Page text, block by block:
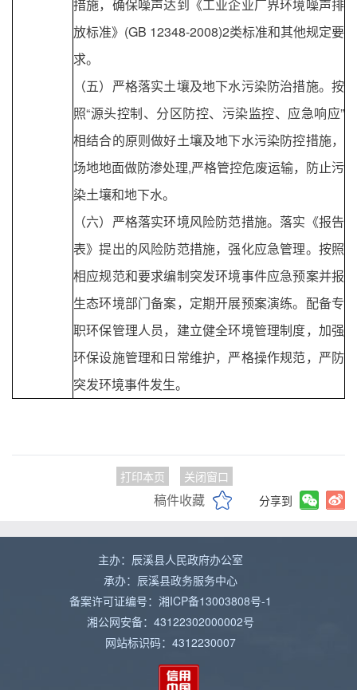
措施，确保噪声达到《工业企业厂界环境噪声排
放标准》(GB 12348-2008)2类标准和其他规定要
求。
（五）严格落实土壤及地下水污染防治措施。按
照“源头控制、分区防控、污染监控、应急响应”
相结合的原则做好土壤及地下水污染防控措施，
场地地面做防渗处理,严格管控危废运输，防止污
染土壤和地下水。
（六）严格落实环境风险防范措施。落实《报告
表》提出的风险防范措施，强化应急管理。按照
相应规范和要求编制突发环境事件应急预案并报
生态环境部门备案，定期开展预案演练。配备专
职环保管理人员，建立健全环境管理制度，加强
环保设施管理和日常维护，严格操作规范，严防
突发环境事件发生。
打印本页 关闭窗口
稿件收藏 分享到
主办：辰溪县人民政府办公室
承办：辰溪县政务服务中心
备案许可证编号：湘ICP备13003808号-1
湘公网安备：43122302000002号
网站标识码：4312230007